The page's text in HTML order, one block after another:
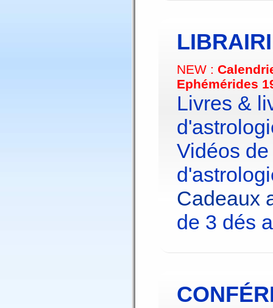
NEW :
Ephémérides
Livres &
Vidéos
Cadeaux
de 3 dés